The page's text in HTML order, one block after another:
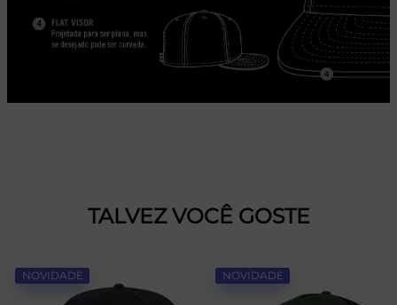
TALVEZ VOCÊ GOSTE
NOVIDADE NOVIDADE